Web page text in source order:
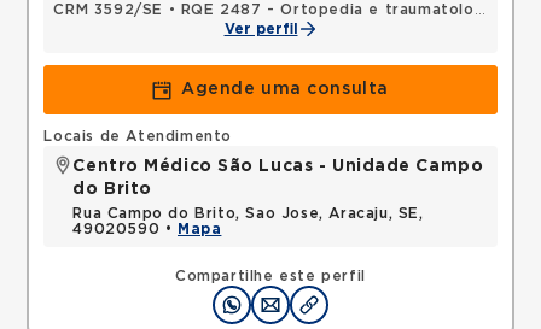
CRM 3592/SE
•
RQE 2487 - Ortopedia e traumatologia
Ver perfil
Agende uma consulta
Compartilhe este perfil
Locais de Atendimento
Centro Médico São Lucas - Unidade Campo
do Brito
Rua Campo do Brito, Sao Jose, Aracaju, SE,
49020590 •
Mapa